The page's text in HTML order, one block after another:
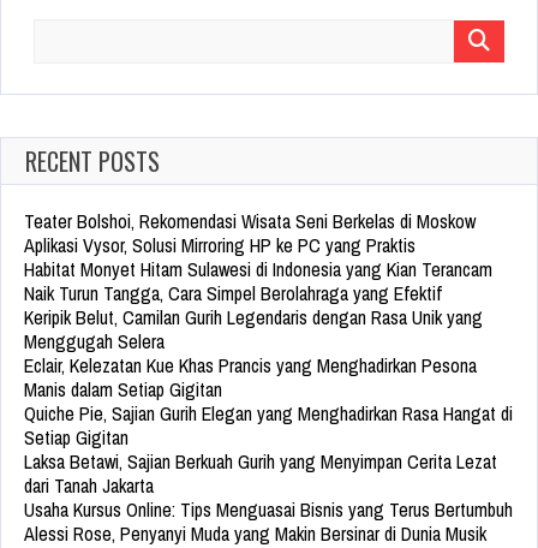
RECENT POSTS
Teater Bolshoi, Rekomendasi Wisata Seni Berkelas di Moskow
Aplikasi Vysor, Solusi Mirroring HP ke PC yang Praktis
Habitat Monyet Hitam Sulawesi di Indonesia yang Kian Terancam
Naik Turun Tangga, Cara Simpel Berolahraga yang Efektif
Keripik Belut, Camilan Gurih Legendaris dengan Rasa Unik yang
Menggugah Selera
Eclair, Kelezatan Kue Khas Prancis yang Menghadirkan Pesona
Manis dalam Setiap Gigitan
Quiche Pie, Sajian Gurih Elegan yang Menghadirkan Rasa Hangat di
Setiap Gigitan
Laksa Betawi, Sajian Berkuah Gurih yang Menyimpan Cerita Lezat
dari Tanah Jakarta
Usaha Kursus Online: Tips Menguasai Bisnis yang Terus Bertumbuh
Alessi Rose, Penyanyi Muda yang Makin Bersinar di Dunia Musik